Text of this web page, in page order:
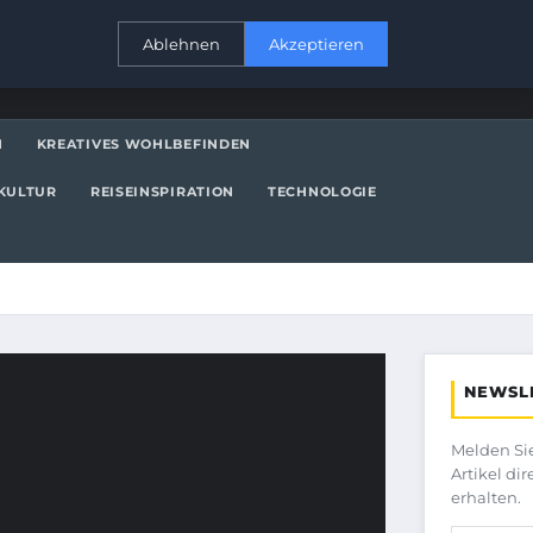
KONTAKT
KREATIVES WOHLBEFINDEN
REISEINSPIRATION TECHNOLOGIE
Melden
Artikel
erhalten.
Ablehnen Akzeptieren